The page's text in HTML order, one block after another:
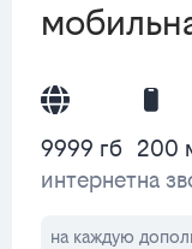
9999 гб
интернет
200
на
на каждую